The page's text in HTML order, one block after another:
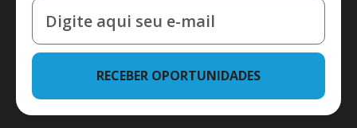
RECEBER OPORTUNIDADES